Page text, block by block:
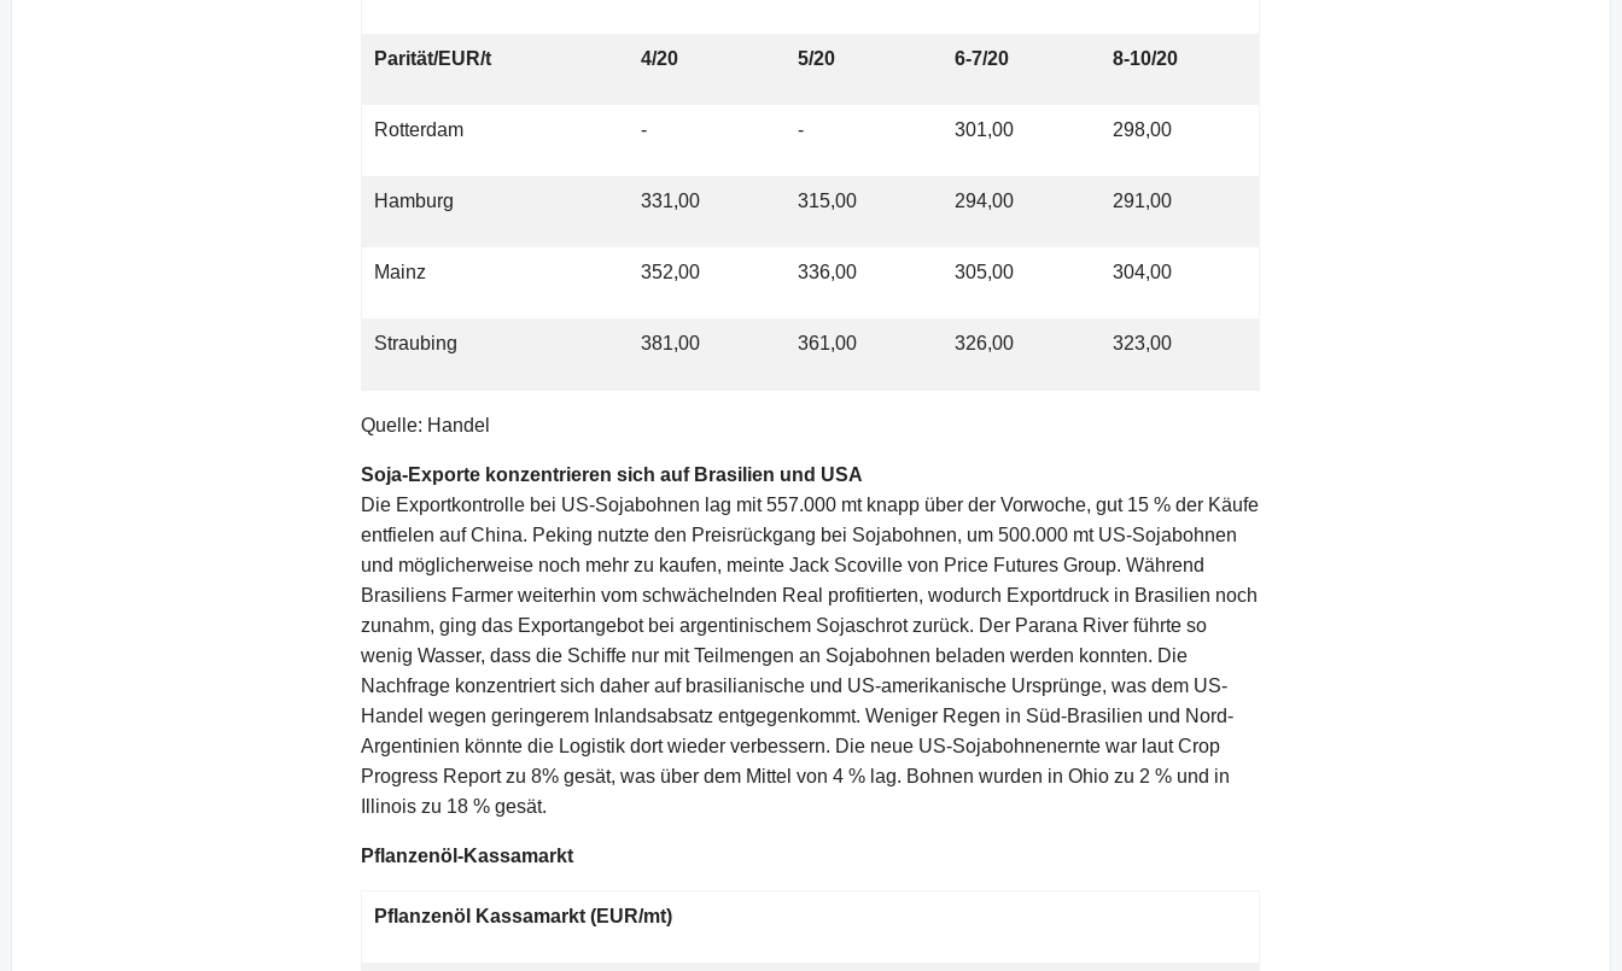
Parität/EUR/t 4/20 5/20 6-7/20 8-10/20
Rotterdam - - 301,00 298,00
Hamburg 331,00 315,00 294,00 291,00
Mainz 352,00 336,00 305,00 304,00
Straubing 381,00 361,00 326,00 323,00
Quelle: Handel
Soja-Exporte konzentrieren sich auf Brasilien und USA
Die Exportkontrolle bei US-Sojabohnen lag mit 557.000 mt knapp über der Vorwoche, gut 15 % der Käufe
entfielen auf China. Peking nutzte den Preisrückgang bei Sojabohnen, um 500.000 mt US-Sojabohnen
und möglicherweise noch mehr zu kaufen, meinte Jack Scoville von Price Futures Group. Während
Brasiliens Farmer weiterhin vom schwächelnden Real profitierten, wodurch Exportdruck in Brasilien noch
zunahm, ging das Exportangebot bei argentinischem Sojaschrot zurück. Der Parana River führte so
wenig Wasser, dass die Schiffe nur mit Teilmengen an Sojabohnen beladen werden konnten. Die
Nachfrage konzentriert sich daher auf brasilianische und US-amerikanische Ursprünge, was dem US-
Handel wegen geringerem Inlandsabsatz entgegenkommt. Weniger Regen in Süd-Brasilien und Nord-
Argentinien könnte die Logistik dort wieder verbessern. Die neue US-Sojabohnenernte war laut Crop
Progress Report zu 8% gesät, was über dem Mittel von 4 % lag. Bohnen wurden in Ohio zu 2 % und in
Illinois zu 18 % gesät.
Pflanzenöl-Kassamarkt
Pflanzenöl Kassamarkt (EUR/mt)